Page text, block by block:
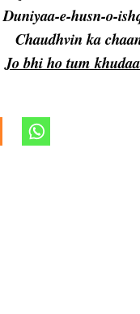
Duniyaa-e-husn-o-
Chaudhvin ka
Jo bhi ho tum